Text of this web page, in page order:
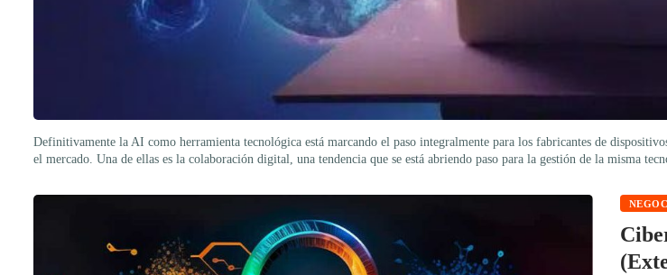
Definitivamente la AI como herramienta tecnológica está marcando el paso integralmente para los fabricantes de
el mercado. Una de ellas es la colaboración digital, una tendencia que se está abriendo paso para la gestión de la misma